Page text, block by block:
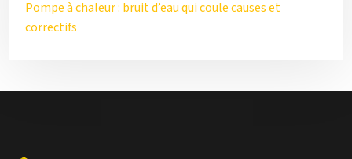
Pompe à chaleur : bruit d’eau qui coule causes et
correctifs